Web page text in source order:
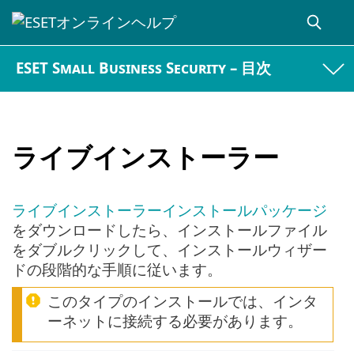
ESET Small Business Security – 目次
ライブインストーラー
ライブインストーラーインストールパッケージ
をダウンロードしたら、インストールファイル
をダブルクリックして、インストールウィザー
ドの段階的な手順に従います。
このタイプのインストールでは、インタ
ーネットに接続する必要があります。